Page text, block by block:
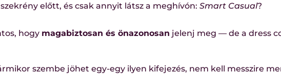
előtt, és csak annyit látsz a meghívón:Smart Casual?
hogy magabiztosan és önazonosan jelenj meg — de a dress
szembe jöhet egy-egy ilyen kifejezés, nem kell messzire